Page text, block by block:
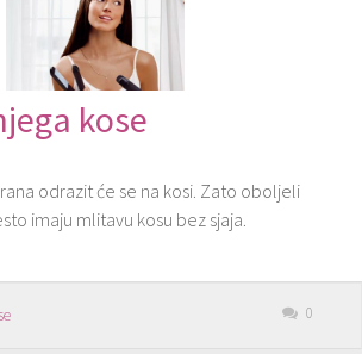
kose
odrazit će se na kosi. Zato oboljeli
imaju mlitavu kosu bez sjaja.
0